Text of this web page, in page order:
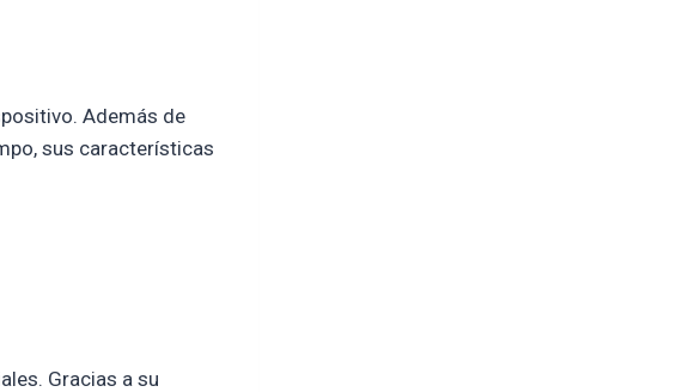
Además de
sus características
Gracias a su